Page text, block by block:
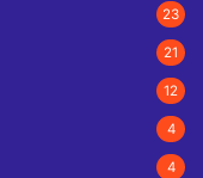
23
21
12
4
4